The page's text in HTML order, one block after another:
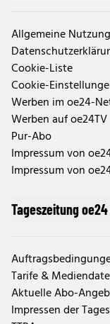
Allgemeine
Cookie-Liste
Cookie-
Werben im oe24-
Werben auf oe24TV
Pur-Abo
Impressum von
Impressum von
Tageszeitung oe24
Tarife &
Aktuelle Abo-
Impressen der